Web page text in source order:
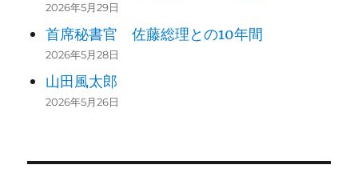
2026年5月29日
首席秘書官 佐藤総理との10年間
2026年5月28日
山田風太郎
2026年5月26日